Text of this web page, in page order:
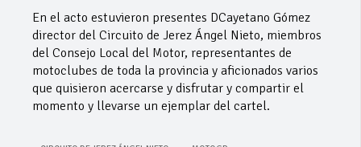
En el acto estuvieron presentes DCayetano Gómez
director del Circuito de Jerez Ángel Nieto, miembros
del Consejo Local del Motor, representantes de
motoclubes de toda la provincia y aficionados varios
que quisieron acercarse y disfrutar y compartir el
momento y llevarse un ejemplar del cartel.